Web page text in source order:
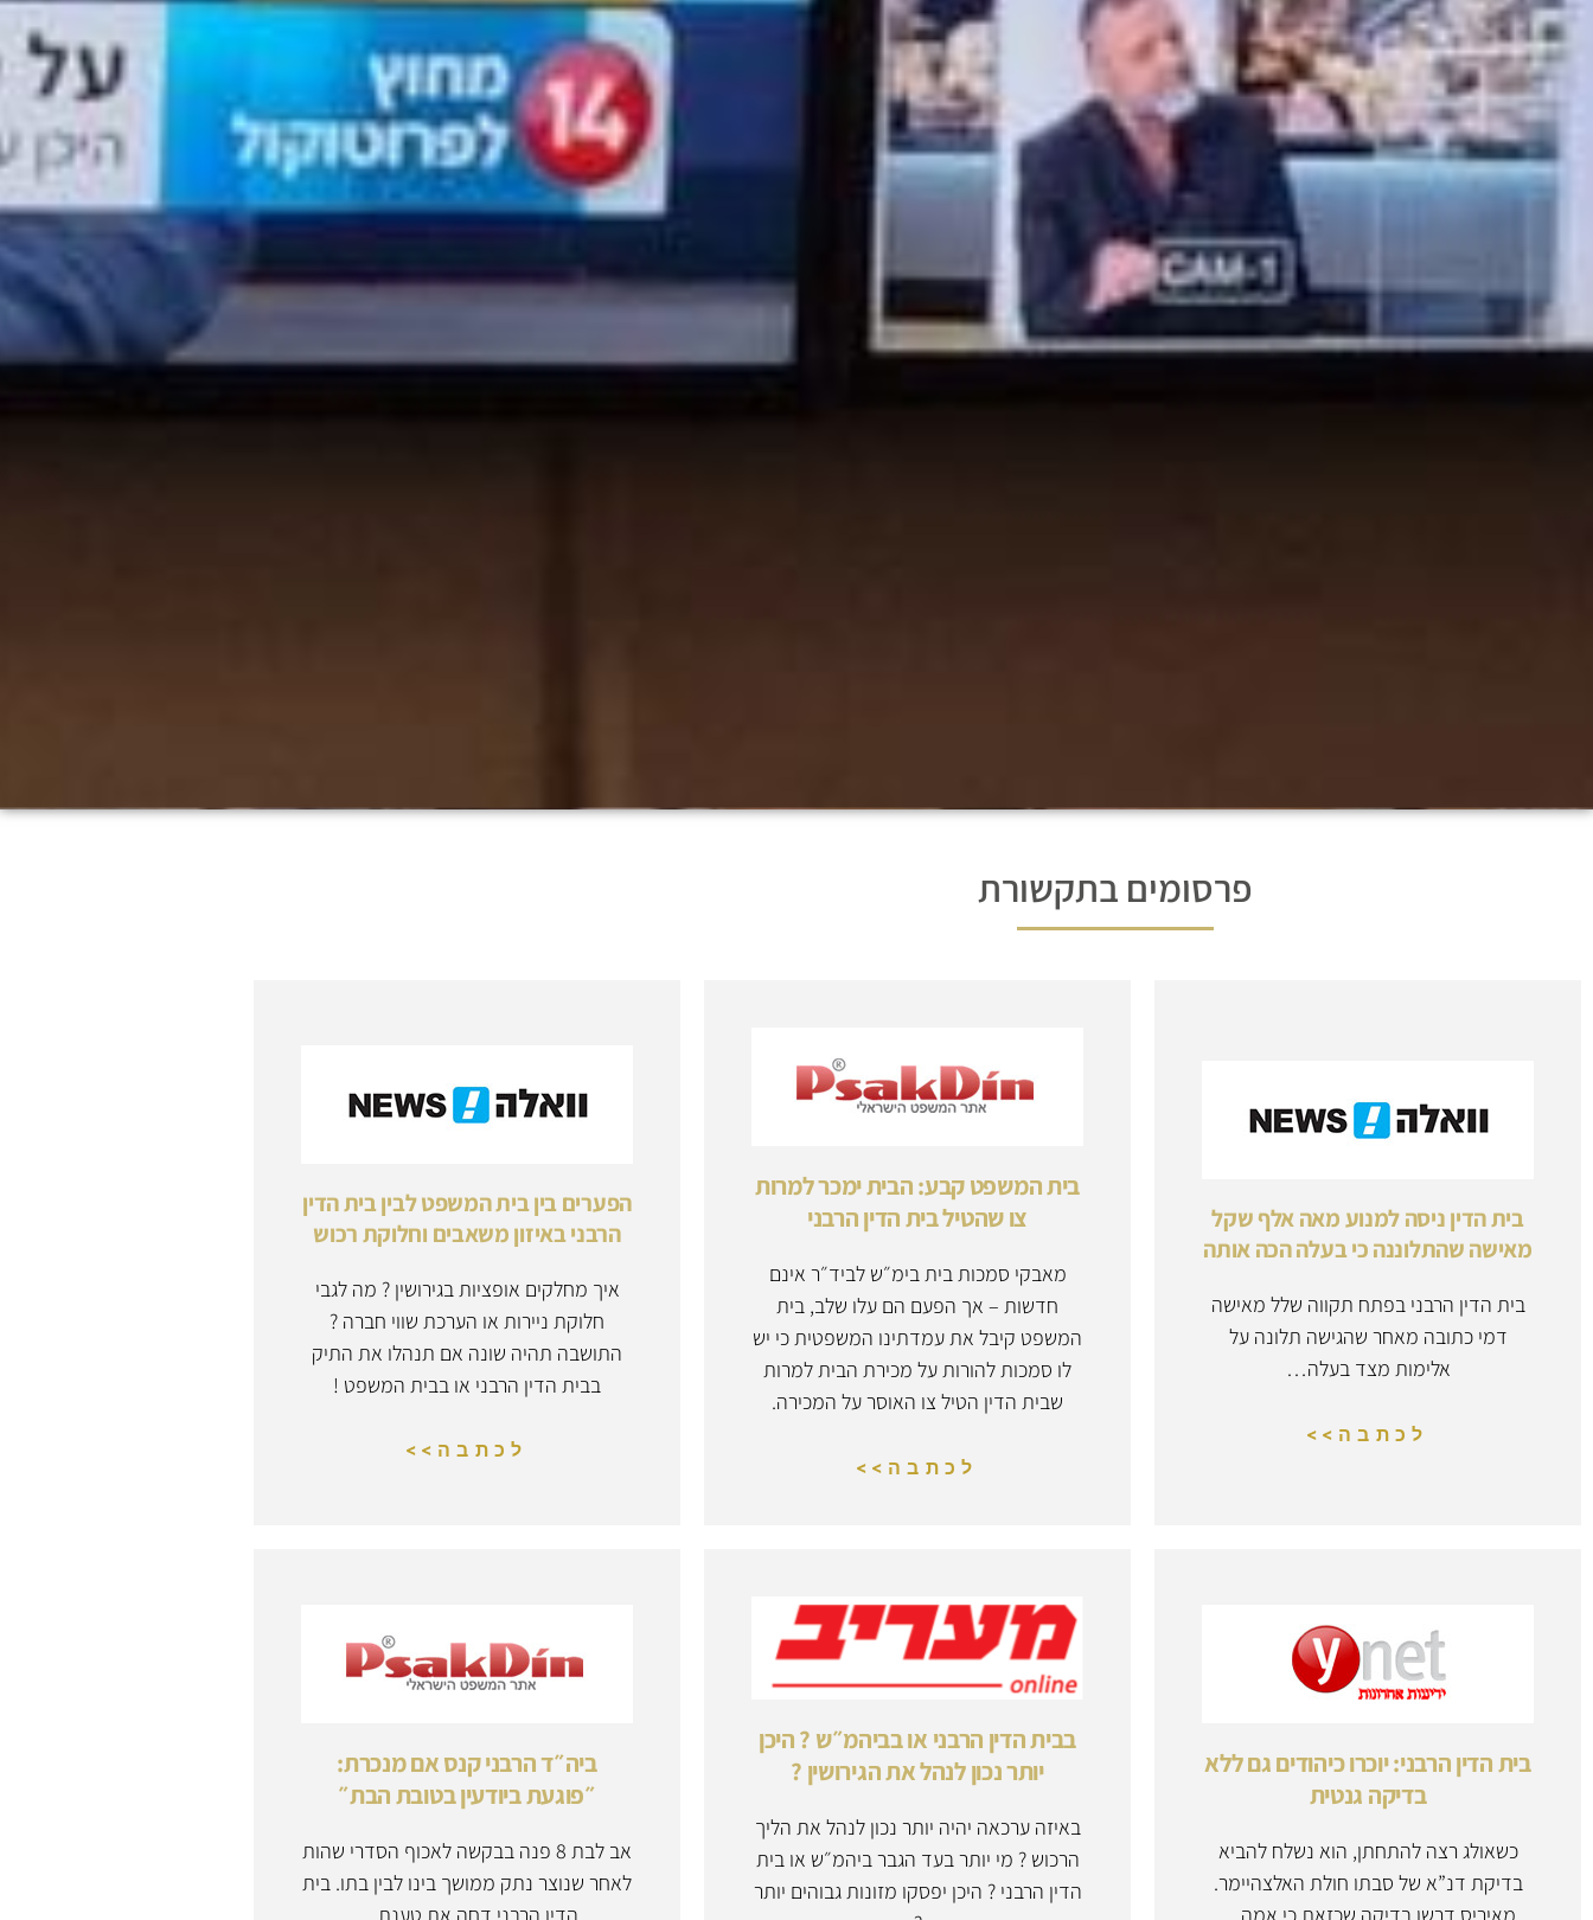
פרסומים בתקשורת
בית הדין ניסה למנוע מאה אלף שקל
מאישה שהתלוננה כי בעלה הכה אותה
בית הדין הרבני בפתח תקווה שלל מאישה
דמי כתובה מאחר שהגישה תלונה על
אלימות מצד בעלה…
לכתבה>>
בית המשפט קבע: הבית ימכר למרות
צו שהטיל בית הדין הרבני
מאבקי סמכות בית בימ״ש לביד״ר אינם
חדשות – אך הפעם הם עלו שלב, בית
המשפט קיבל את עמדתינו המשפטית כי יש
לו סמכות להורות על מכירת הבית למרות
שבית הדין הטיל צו האוסר על המכירה.
לכתבה>>
הפערים בין בית המשפט לבין בית הדין
הרבני באיזון משאבים וחלוקת רכוש
איך מחלקים אופציות בגירושין ? מה לגבי
חלוקת ניירות או הערכת שווי חברה ?
התושבה תהיה שונה אם תנהלו את התיק
בבית הדין הרבני או בבית המשפט !
לכתבה>>
בית הדין הרבני: יוכרו כיהודים גם ללא
בדיקה גנטית
כשאולג רצה להתחתן, הוא נשלח להביא
בדיקת דנ”א של סבתו חולת האלצהיימר.
מאיריס דרשו בדיקה שכזאת כי אמה…
בבית הדין הרבני או בביהמ״ש ? היכן
יותר נכון לנהל את הגירושין ?
באיזה ערכאה יהיה יותר נכון לנהל את הליך
הרכוש ? מי יותר בעד הגבר ביהמ״ש או בית
הדין הרבני ? היכן יפסקו מזונות גבוהים יותר
ביה״ד הרבני קנס אם מנכרת:
״פוגעת ביודעין בטובת הבת״
אב לבת 8 פנה בבקשה לאכוף הסדרי שהות
לאחר שנוצר נתק ממושך בינו לבין בתו. בית
הדין הרבני דחה את טענת…